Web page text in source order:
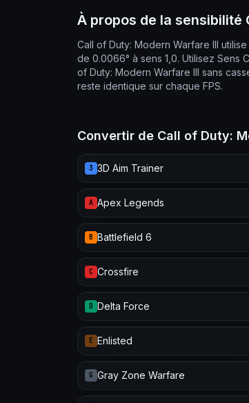
À propos de la sensibilité
Call of Duty: Modern Warfare III
de 0.0066° à sens 1,0. Utilisez
of Duty: Modern Warfare III sans
reste identique sur chaque FPS.
Convertir de Call of Duty:
3 3D Aim Trainer
A Apex Legends
B Battlefield 6
C Crossfire
D Delta Force
E Enlisted
G Gray Zone Warfare